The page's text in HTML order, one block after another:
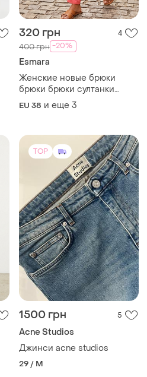
320 грн 4
400 грн -20%
Esmara
Женские новые брюки
брюки брюки султанки
гаремки esmara легкие на
лето батал, норма размеры
EU 38 и еще 3
TOP
1500 грн 5
Acne Studios
Джинси acne studios
29 / M